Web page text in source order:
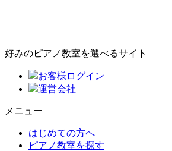
好みのピアノ教室を選べるサイト
お客様ログイン
運営会社
メニュー
はじめての方へ
ピアノ教室を探す